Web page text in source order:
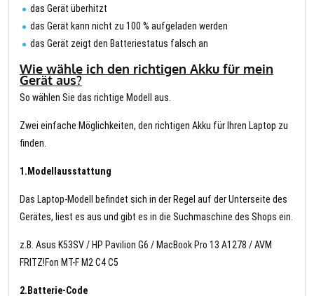
das Gerät überhitzt
das Gerät kann nicht zu 100 % aufgeladen werden
das Gerät zeigt den Batteriestatus falsch an
Wie wähle ich den richtigen Akku für mein
Gerät aus?
So wählen Sie das richtige Modell aus.
Zwei einfache Möglichkeiten, den richtigen Akku für Ihren Laptop zu
finden.
1.Modellausstattung
Das Laptop-Modell befindet sich in der Regel auf der Unterseite des
Gerätes, liest es aus und gibt es in die Suchmaschine des Shops ein.
z.B. Asus K53SV / HP Pavilion G6 / MacBook Pro 13 A1278 / AVM
FRITZ!Fon MT-F M2 C4 C5
2.Batterie-Code